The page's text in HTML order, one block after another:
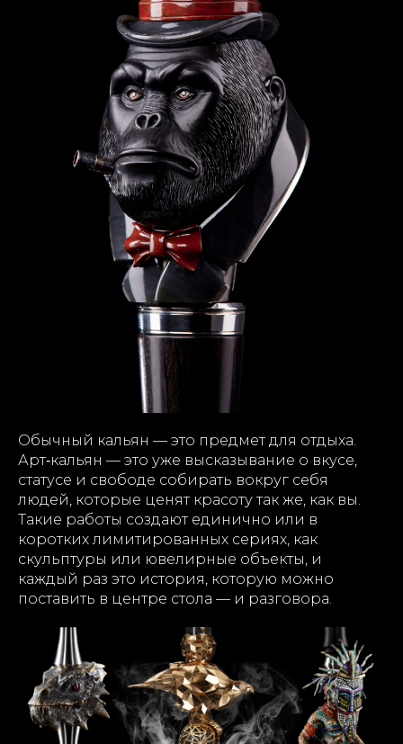
Обычный кальян — это предмет для отдыха.
Арт‑кальян — это уже высказывание о вкусе,
статусе и свободе собирать вокруг себя
людей, которые ценят красоту так же, как вы.
Такие работы создают единично или в
коротких лимитированных сериях, как
скульптуры или ювелирные объекты, и
каждый раз это история, которую можно
поставить в центре стола — и разговора.